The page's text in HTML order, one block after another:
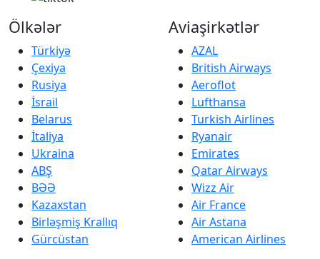
Ölkələr
Türkiyə
Çexiya
Rusiya
İsrail
Belarus
İtaliya
Ukraina
ABŞ
BƏƏ
Kazaxstan
Birləşmiş Krallıq
Gürcüstan
Aviaşirkətlər
AZAL
British Airways
Aeroflot
Lufthansa
Turkish Airlines
Ryanair
Emirates
Qatar Airways
Wizz Air
Air France
Air Astana
American Airlines